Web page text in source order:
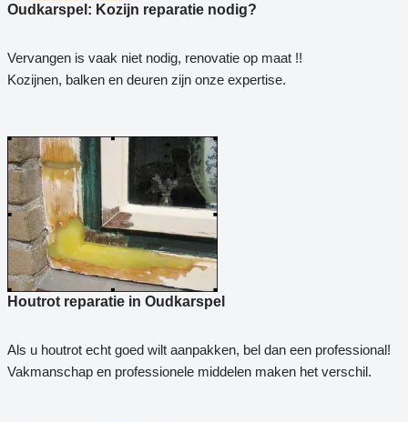
Oudkarspel: Kozijn reparatie nodig?
Vervangen is vaak niet nodig, renovatie op maat !!
Kozijnen, balken en deuren zijn onze expertise.
Houtrot reparatie in Oudkarspel
Als u houtrot echt goed wilt aanpakken, bel dan een professional!
Vakmanschap en professionele middelen maken het verschil.